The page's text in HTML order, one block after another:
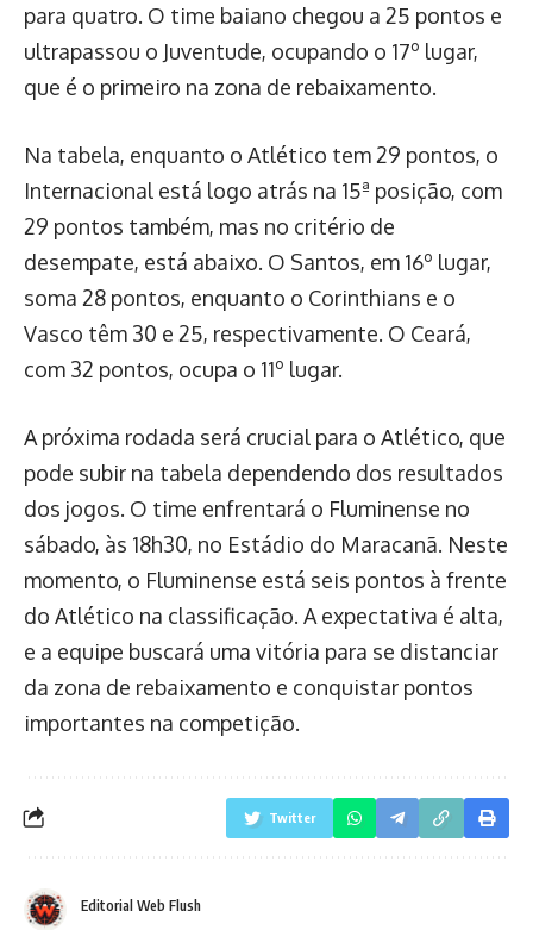
para quatro. O time baiano chegou a 25 pontos e
ultrapassou o Juventude, ocupando o 17º lugar,
que é o primeiro na zona de rebaixamento.
Na tabela, enquanto o Atlético tem 29 pontos, o
Internacional está logo atrás na 15ª posição, com
29 pontos também, mas no critério de
desempate, está abaixo. O Santos, em 16º lugar,
soma 28 pontos, enquanto o Corinthians e o
Vasco têm 30 e 25, respectivamente. O Ceará,
com 32 pontos, ocupa o 11º lugar.
A próxima rodada será crucial para o Atlético, que
pode subir na tabela dependendo dos resultados
dos jogos. O time enfrentará o Fluminense no
sábado, às 18h30, no Estádio do Maracanã. Neste
momento, o Fluminense está seis pontos à frente
do Atlético na classificação. A expectativa é alta,
e a equipe buscará uma vitória para se distanciar
da zona de rebaixamento e conquistar pontos
importantes na competição.
Twitter
Editorial Web Flush